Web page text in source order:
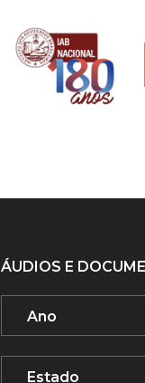
ÁUDIOS E